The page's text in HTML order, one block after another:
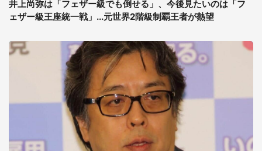
井上尚弥は「フェザー級でも倒せる」、今後見たいのは「フ
ェザー級王座統一戦」...元世界2階級制覇王者が熱望